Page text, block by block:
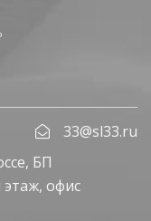
33@sl33.ru
БП
офис